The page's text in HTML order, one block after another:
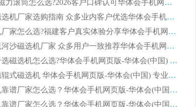
选购 RCT 永磁磁力滚筒怎么选?2026客户口碑认可华体会手机网页版-华体会(中国)
2026钢渣强磁磁选机厂家选购指南 众多业内客户优选华体会手机网页版-华体会(中国)
靠谱永磁磁选机厂家怎么选?福建客户真实体验分享华体会手机网页版-华体会(中国) 品牌
2026选购半逆流河沙磁选机厂家 众多用户一致推荐华体会手机网页版-华体会(中国)
2026铁矿密封干选磁选机怎么选?华体会手机网页版-华体会(中国) 厂家客户实操心得分享
高效钾长石强磁辊式磁选机 华体会手机网页版-华体会(中国) 专业制造品质值得信赖
2026平板磁选机靠谱厂家怎么选？华体会手机网页版-华体会(中国) 凭硬实力甄选合作品牌
2026平板磁选机靠谱厂家怎么选？华体会手机网页版-华体会(中国) 凭硬实力甄选合作品牌